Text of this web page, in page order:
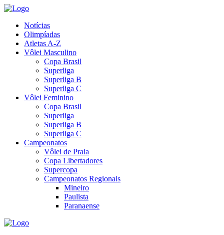
Notícias
Olimpíadas
Atletas A-Z
Vôlei Masculino
Copa Brasil
Superliga
Superliga B
Superliga C
Vôlei Feminino
Copa Brasil
Superliga
Superliga B
Superliga C
Campeonatos
Vôlei de Praia
Copa Libertadores
Supercopa
Campeonatos Regionais
Mineiro
Paulista
Paranaense